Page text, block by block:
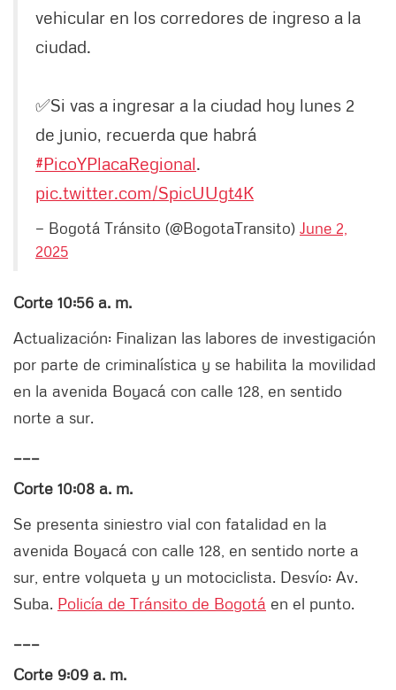
vehicular en los corredores de ingreso a la
ciudad.
✅Si vas a ingresar a la ciudad hoy lunes 2
de junio, recuerda que habrá
#PicoYPlacaRegional.
pic.twitter.com/SpicUUgt4K
— Bogotá Tránsito (@BogotaTransito) June 2,
2025
Corte 10:56 a. m.
Actualización: Finalizan las labores de investigación
por parte de criminalística y se habilita la movilidad
en la avenida Boyacá con calle 128, en sentido
norte a sur.
Corte 10:08 a. m.
Se presenta siniestro vial con fatalidad en la
avenida Boyacá con calle 128, en sentido norte a
sur, entre volqueta y un motociclista. Desvío: Av.
Suba. Policía de Tránsito de Bogotá en el punto.
Corte 9:09 a. m.